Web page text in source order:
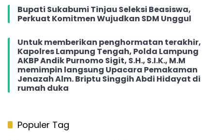
Bupati Sukabumi Tinjau Seleksi Beasiswa,
Perkuat Komitmen Wujudkan SDM Unggul
Untuk memberikan penghormatan terakhir,
Kapolres Lampung Tengah, Polda Lampung
AKBP Andik Purnomo Sigit, S.H., S.I.K., M.M
memimpin langsung Upacara Pemakaman
Jenazah Alm. Briptu Singgih Abdi Hidayat di
rumah duka
Populer Tag